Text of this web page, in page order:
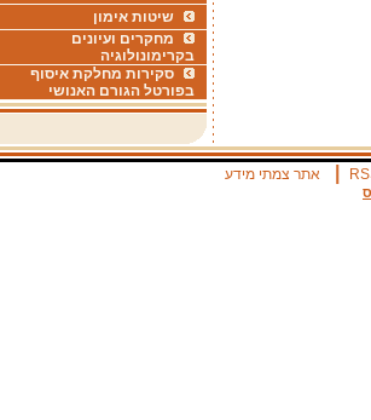
שיטות אימון
מחקרים ועיונים
בקרימונולוגיה
סקירות מחלקת איסוף
בפורטל הגורם האנושי
אתר צמתי מידע